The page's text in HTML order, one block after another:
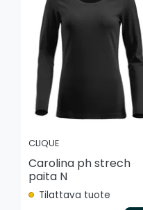
CLIQUE
Carolina ph strech
paita N
Tilattava tuote